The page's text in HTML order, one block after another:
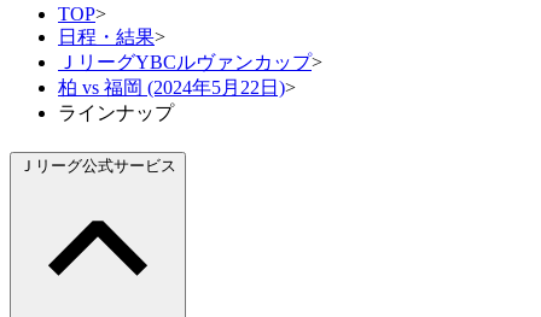
TOP>
日程・結果>
ＪリーグYBCルヴァンカップ>
柏 vs 福岡 (2024年5月22日)>
ラインナップ
Ｊリーグ公式サービス